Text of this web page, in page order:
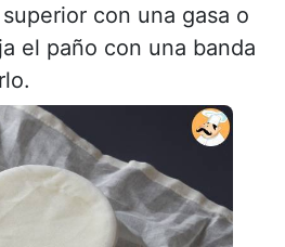
con una gasa o
el paño con una banda